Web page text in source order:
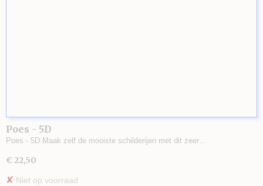
Poes - 5D
Poes - 5D Maak zelf de mooiste schilderijen met dit zeer…
€ 22,50
✘ Niet op voorraad